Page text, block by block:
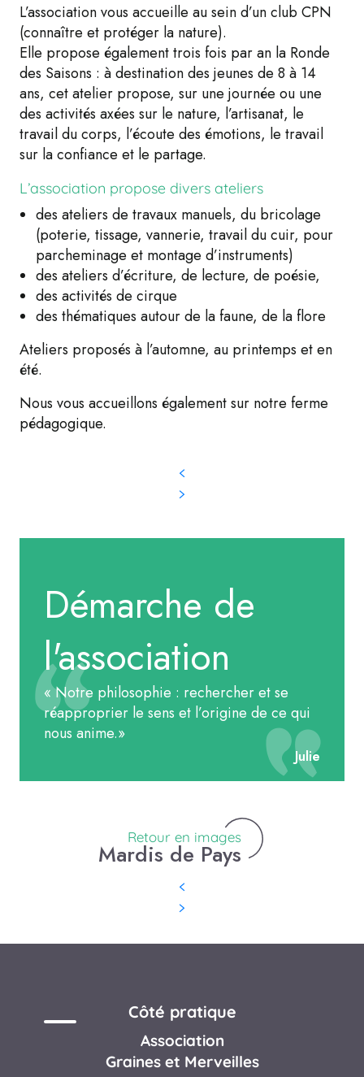
L’association vous accueille au sein d’un club CPN
(connaître et protéger la nature).
Elle propose également trois fois par an la Ronde
des Saisons : à destination des jeunes de 8 à 14
ans, cet atelier propose, sur une journée ou une
des activités axées sur le nature, l’artisanat, le
travail du corps, l’écoute des émotions, le travail
sur la confiance et le partage.
L’association propose divers ateliers
des ateliers de travaux manuels, du bricolage
(poterie, tissage, vannerie, travail du cuir, pour
parcheminage et montage d’instruments)
des ateliers d’écriture, de lecture, de poésie,
des activités de cirque
des thématiques autour de la faune, de la flore
Ateliers proposés à l’automne, au printemps et en
été.
Nous vous accueillons également sur notre ferme
pédagogique.
Démarche de
l'association
« Notre philosophie : rechercher et se
réapproprier le sens et l’origine de ce qui
nous anime.»
Julie
Retour en images
Mardis de Pays
Côté pratique
Association
Graines et Merveilles